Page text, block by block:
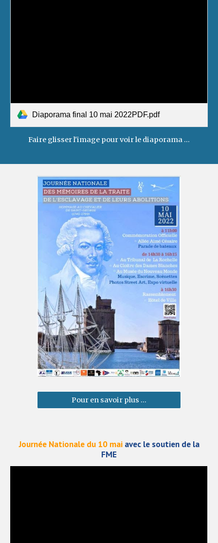
Diaporama final 10 mai 2022PDF.pdf
Faire glisser l'image pour voir le diaporama ...
Pour en savoir plus ...
Journée Nationale du 10 maiavec le soutien de la
FME